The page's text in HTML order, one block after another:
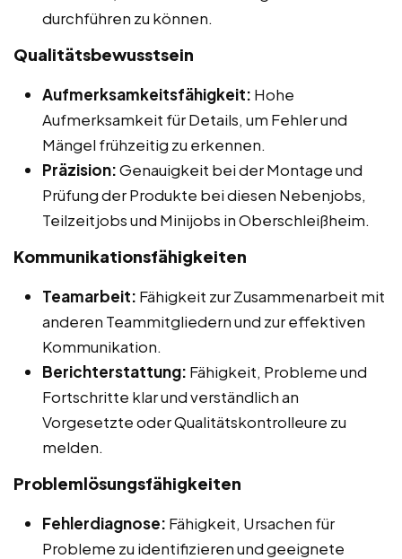
durchführen zu können.
Qualitätsbewusstsein
Aufmerksamkeitsfähigkeit: Hohe
Aufmerksamkeit für Details, um Fehler und
Mängel frühzeitig zu erkennen.
Präzision:Genauigkeit bei der Montage und
Prüfung der Produkte bei diesen Nebenjobs,
Teilzeitjobs und Minijobs in Oberschleißheim.
Kommunikationsfähigkeiten
Teamarbeit: Fähigkeit zur Zusammenarbeit mit
anderen Teammitgliedern und zur effektiven
Kommunikation.
Berichterstattung: Fähigkeit, Probleme und
Fortschritte klar und verständlich an
Vorgesetzte oder Qualitätskontrolleure zu
melden.
Problemlösungsfähigkeiten
Fehlerdiagnose: Fähigkeit, Ursachen für
Probleme zu identifizieren und geeignete